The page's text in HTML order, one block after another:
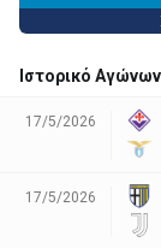
Ιστορικό Αγώνων
17/5/2026
17/5/2026